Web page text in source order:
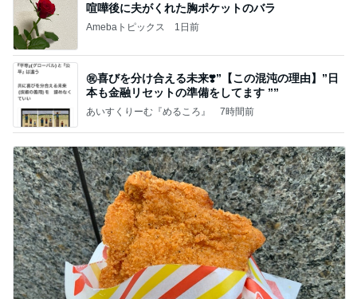
喧嘩後に夫がくれた胸ポケットのバラ
Amebaトピックス 1日前
㊗️喜びを分け合える未来❣️”【この混沌の理由】”⽇
本も⾦融リセットの準備をしてます ””
あいすくりーむ『めるころ』 7時間前